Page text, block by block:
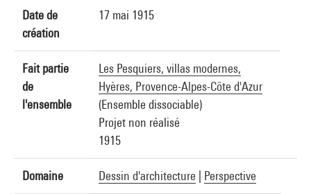
Date de
création
17 mai 1915
Fait partie
de
l'ensemble
Les Pesquiers, villas modernes,
Hyères, Provence-Alpes-Côte d'Azur
(Ensemble dissociable)
Projet non réalisé
1915
Domaine Dessin d'architecture Perspective